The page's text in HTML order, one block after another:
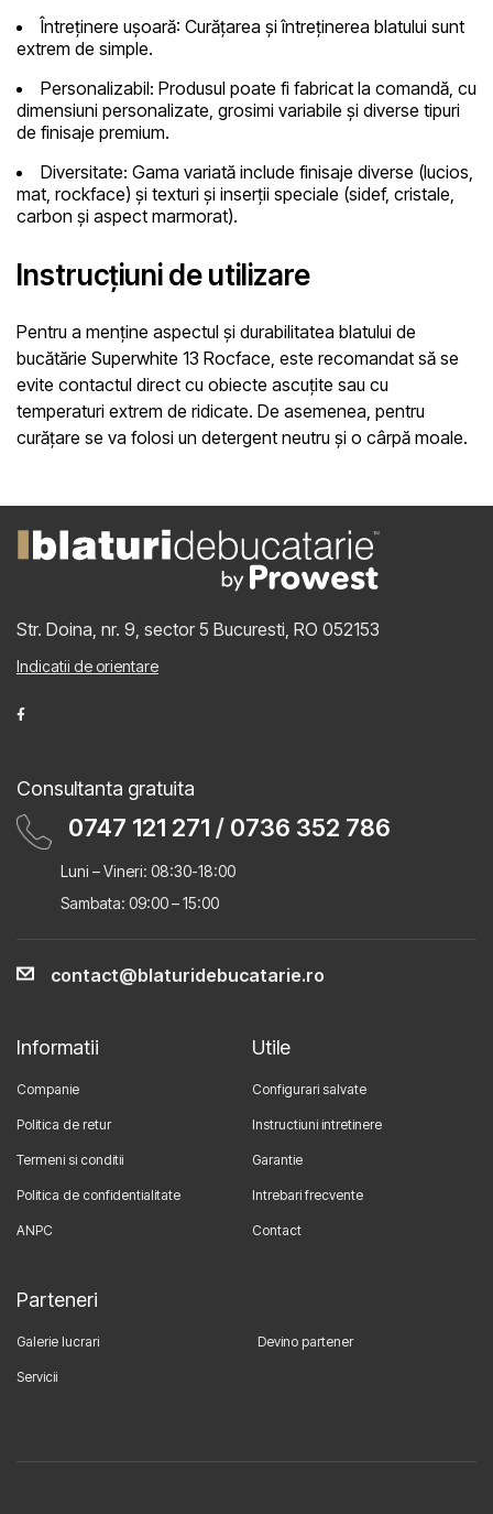
Întreținere ușoară: Curățarea și întreținerea blatului sunt
extrem de simple.
Personalizabil: Produsul poate fi fabricat la comandă, cu
dimensiuni personalizate, grosimi variabile și diverse tipuri
de finisaje premium.
Diversitate: Gama variată include finisaje diverse (lucios,
mat, rockface) și texturi și inserții speciale (sidef, cristale,
carbon și aspect marmorat).
Instrucțiuni de utilizare
Pentru a menține aspectul și durabilitatea blatului de
bucătărie Superwhite 13 Rocface, este recomandat să se
evite contactul direct cu obiecte ascuțite sau cu
temperaturi extrem de ridicate. De asemenea, pentru
curățare se va folosi un detergent neutru și o cârpă moale.
Str. Doina, nr. 9, sector 5 Bucuresti, RO 052153
Indicatii de orientare
Consultanta gratuita
0747 121 271 / 0736 352 786
Luni – Vineri: 08:30-18:00
Sambata: 09:00 – 15:00
contact@blaturidebucatarie.ro
Informatii
Companie
Politica de retur
Termeni si conditii
Politica de confidentialitate
ANPC
Utile
Configurari salvate
Instructiuni intretinere
Garantie
Intrebari frecvente
Contact
Parteneri
Galerie lucrari Devino partener
Servicii